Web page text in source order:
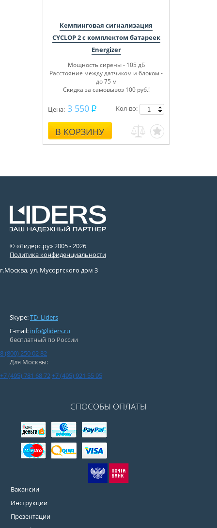
Кемпинговая сигнализация
CYCLOP 2 с комплектом батареек
Energizer
Мощность сирены - 105 дБ
Расстояние между датчиком и блоком -
до 75 м
Скидка за самовывоз 100 руб.!
Цена: 3 550
В КОРЗИНУ
Кол-во:
© «Лидерс.ру» 2005 -2026
Политика конфиденциальности
г.Москва, ул. Мусоргского дом 3
Skype:TD_Liders
E-mail: info@liders.ru
бесплатный по России
8 (800) 250 02 82
Для Москвы:
+7 (495) 781 68 72+7 (495) 921 55 95
СПОСОБЫ ОПЛАТЫ
Вакансии
Инструкции
Презентации